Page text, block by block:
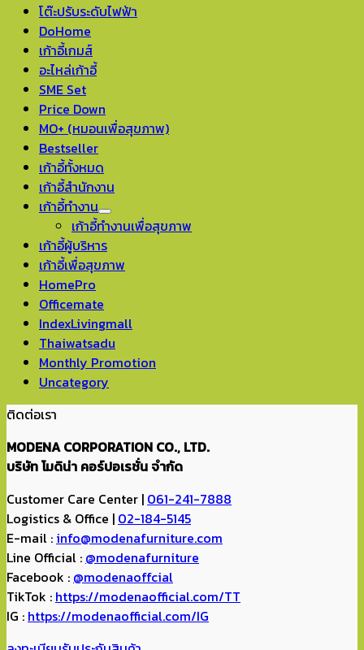
โต๊ะปรับระดับไฟฟ้า
DoHome
เก้าอี้เกมส์
อะไหล่เก้าอี้
SME Set
Price Down
MO+ (หมอนเพื่อสุขภาพ)
Bestseller
เก้าอี้ทั้งหมด
เก้าอี้สำนักงาน
เก้าอี้ทำงาน
เก้าอี้ทำงานเพื่อสุขภาพ
เก้าอี้ผู้บริหาร
เก้าอี้เพื่อสุขภาพ
HomePro
Officemate
IndexLivingmall
Thaiwatsadu
Monthly Promotion
Uncategory
ติดต่อเรา
MODENA CORPORATION CO., LTD.
บริษัท โมดิน่า คอร์ปอเรชั่น จำกัด
Customer Care Center | 061-241-7888
Logistics & Office | 02-184-5145
E-mail : info@modenafurniture.com
Line Official : @modenafurniture
Facebook : @modenaoffcial
TikTok : https://modenaofficial.com/TT
IG : https://modenaofficial.com/IG